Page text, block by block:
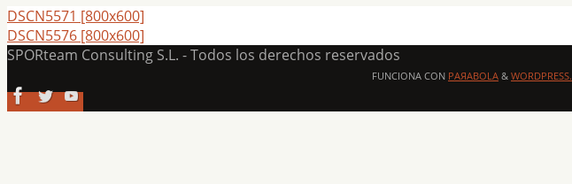
DSCN5571 [800x600]
DSCN5576 [800x600]
SPORteam Consulting S.L. - Todos los derechos reservados
FUNCIONA CON PAЯABOLA & WORDPRESS.